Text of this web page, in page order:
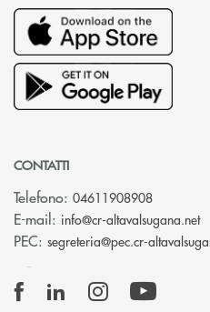
CONTATTI
Telefono: 04611908908
E-mail: info@cr-altavalsugana.net
PEC: segreteria@pec.cr-